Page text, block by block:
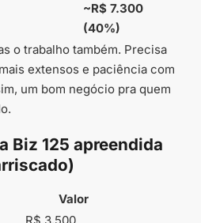
~R$ 7.300
(40%)
o trabalho também. Precisa
extensos e paciência com
um bom negócio pra quem
Biz 125 apreendida
Valor